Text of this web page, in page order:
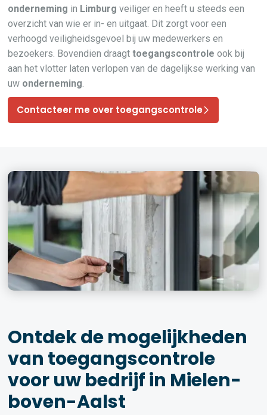
onderneming in Limburg veiliger en heeft u steeds een
overzicht van wie er in- en uitgaat. Dit zorgt voor een
verhoogd veiligheidsgevoel bij uw medewerkers en
bezoekers. Bovendien draagttoegangscontrole ook bij
aan het vlotter laten verlopen van de dagelijkse werking van
uw onderneming.
Contacteer me over toegangscontrole
Ontdek de mogelijkheden
van toegangscontrole
voor uw bedrijf in Mielen-
boven-Aalst